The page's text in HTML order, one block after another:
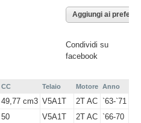
Aggiungi ai preferiti
Condividi su
facebook
CC Telaio Motore Anno
49,77 cm3 V5A1T 2T AC `63-`71
50 V5A1T 2T AC `66-70